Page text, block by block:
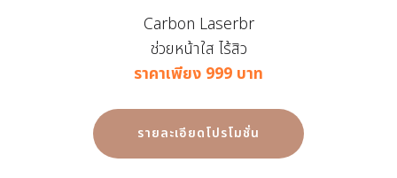
Carbon Laserbr
ช่วยหน้าใส ไร้สิว
ราคาเพียง 999 บาท
รายละเอียดโปรโมชั่น